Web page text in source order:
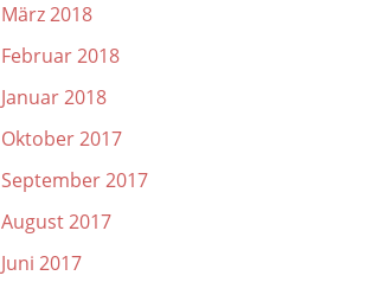
März 2018
Februar 2018
Januar 2018
Oktober 2017
September 2017
August 2017
Juni 2017